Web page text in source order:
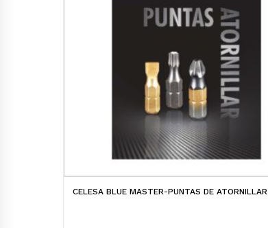
CELESA BLUE MASTER-PUNTAS DE ATORNILLAR